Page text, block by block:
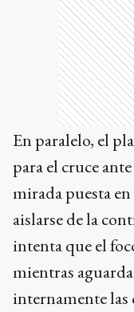
En paralelo, el
para el cruce
mirada puesta
aislarse de la
intenta que el
mientras
internamente las